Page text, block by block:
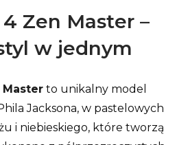
Zen Master –
w jednym
to unikalny model
Jacksona, w pastelowych
i niebieskiego, które tworzą